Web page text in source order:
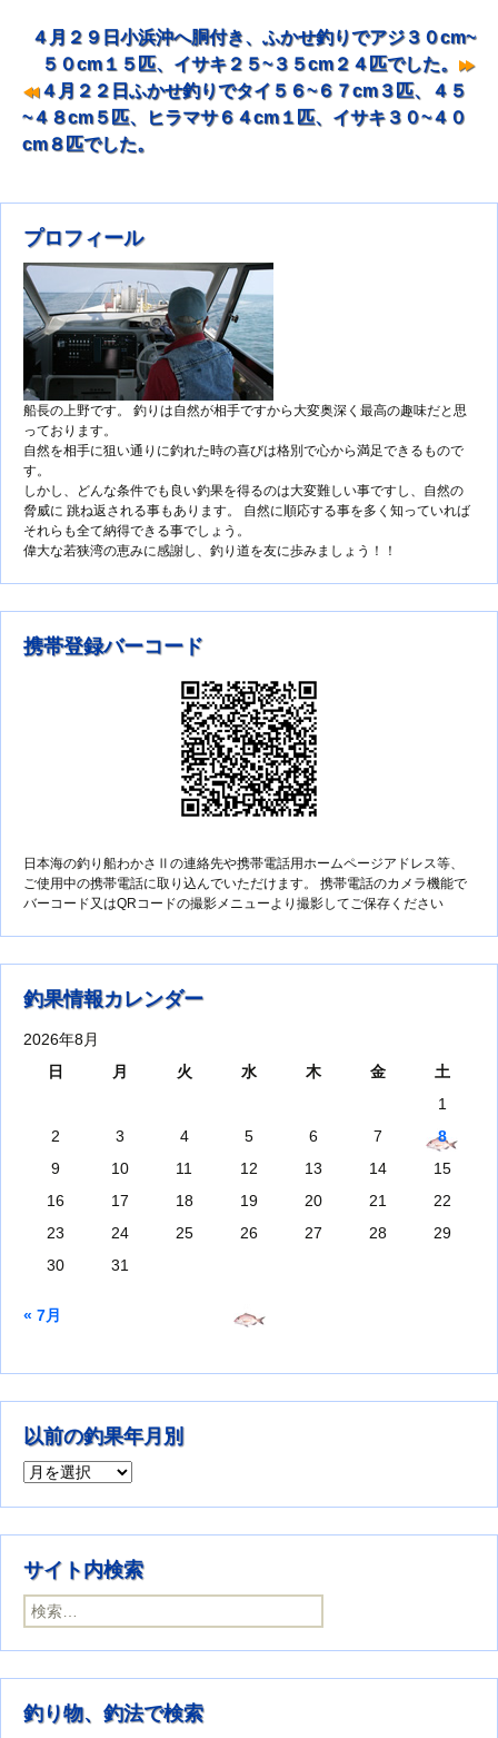
投稿ナビゲーション
４月２９日小浜沖へ胴付き、ふかせ釣りでアジ３０cm~
５０cm１５匹、イサキ２５~３５cm２４匹でした。
４月２２日ふかせ釣りでタイ５６~６７cm３匹、４５
~４８cm５匹、ヒラマサ６４cm１匹、イサキ３０~４０
cm８匹でした。
プロフィール
船長の上野です。 釣りは自然が相手ですから大変奥深く最高の趣味だと思
っております。
自然を相手に狙い通りに釣れた時の喜びは格別で心から満足できるもので
す。
しかし、どんな条件でも良い釣果を得るのは大変難しい事ですし、自然の
脅威に 跳ね返される事もあります。 自然に順応する事を多く知っていれば
それらも全て納得できる事でしょう。
偉大な若狭湾の恵みに感謝し、釣り道を友に歩みましょう！！
携帯登録バーコード
日本海の釣り船わかさⅡの連絡先や携帯電話用ホームページアドレス等、
ご使用中の携帯電話に取り込んでいただけます。 携帯電話のカメラ機能で
バーコード又はQRコードの撮影メニューより撮影してご保存ください
釣果情報カレンダー
2026年8月
日
月 火 水 木 金
土
1
2
3 4 5 6 7
8
9
10 11 12 13 14
15
16
17 18 19 20 21
22
23
24 25 26 27 28
29
30
31
« 7月
以前の釣果年月別
以前の釣果年月別
サイト内検索
検索:
釣り物、釣法で検索